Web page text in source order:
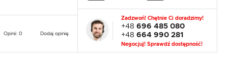
Opinii: 0 Dodaj opinię
Zadzwoń! Chętnie Ci doradzimy!
+48 696 485 080
+48 664 990 281
Negocjuj! Sprawdź dostępność!